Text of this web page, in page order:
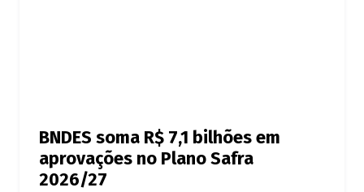
BNDES soma R$ 7,1 bilhões em
aprovações no Plano Safra
2026/27